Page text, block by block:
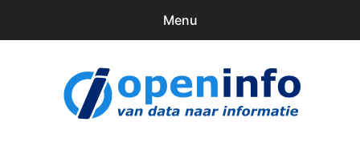
Menu
Downloads